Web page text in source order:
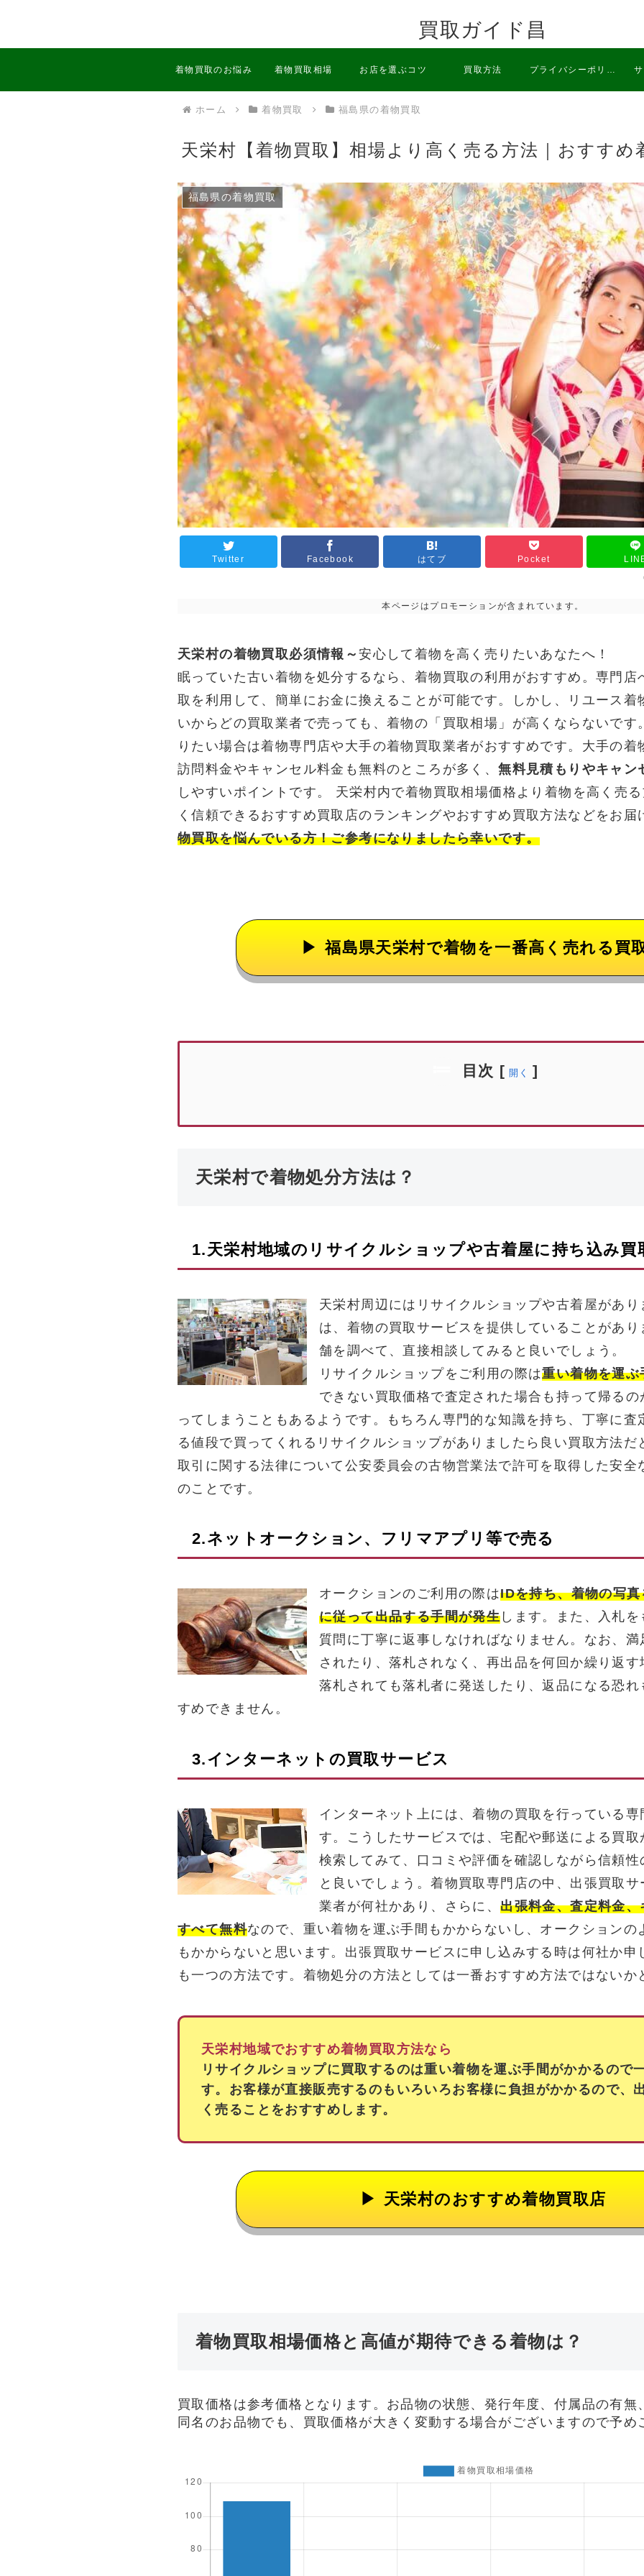
買取ガイド昌
着物買取のお悩み 着物買取相場 お店を選ぶコツ 買取方法 プライバシーポリシ
ホーム 着物買取 福島県の着物買取
天栄村【着物買取】相場より高く売る方法｜おすすめ
福島県の着物買取
Twitter Facebook はてブ Pocket
本ページはプロモーションが含まれています。
天栄村の着物買取必須情報～安心して着物を高く売りたいあなたへ！
眠っていた古い着物を処分するなら、着物買取の利用がおすすめ。専門店
取を利用して、簡単にお金に換えることが可能です。しかし、リユース着
いからどの買取業者で売っても、着物の「買取相場」が高くならないです
りたい場合は着物専門店や大手の着物買取業者がおすすめです。大手の着
訪問料金やキャンセル料金も無料のところが多く、無料見積もりやキャン
しやすいポイントです。 天栄村内で着物買取相場価格より着物を高く売
く信頼できるおすすめ買取店のランキングやおすすめ買取方法などをお届
物買取を悩んでいる方！ご参考になりましたら幸いです。
福島県天栄村で着物を一番高く売れる買
目次 [ 開く ]
天栄村で着物処分方法は？
1.天栄村地域のリサイクルショップや古着屋に持ち込み買
天栄村周辺にはリサイクルショップや古着屋があ
は、着物の買取サービスを提供していることがあ
舗を調べて、直接相談してみると良いでしょう。
リサイクルショップをご利用の際は重い着物を運
できない買取価格で査定された場合も持って帰る
ってしまうこともあるようです。もちろん専門的な知識を持ち、丁寧に査
る値段で買ってくれるリサイクルショップがありましたら良い買取方法
取引に関する法律について公安委員会の古物営業法で許可を取得した安全
のことです。
2.ネットオークション、フリマアプリ等で売る
オークションのご利用の際はIDを持ち、着物の写
に従って出品する手間が発生 します。また、入札
質問に丁寧に返事しなければなりません。なお、
されたり、落札されなく、再出品を何回か繰り返
落札されても落札者に発送したり、返品になる恐
すめできません。
3.インターネットの買取サービス
インターネット上には、着物の買取を行っている
す。こうしたサービスでは、宅配や郵送による買
検索してみて、口コミや評価を確認しながら信頼
と良いでしょう。着物買取専門店の中、出張買取
業者が何社かあり、さらに、出張料金、査定料金
すべて無料なので、重い着物を運ぶ手間もかからないし、オークションの
もかからないと思います。出張買取サービスに申し込みする時は何社か申
も一つの方法です。着物処分の方法としては一番おすすめ方法ではないか
天栄村地域でおすすめ着物買取方法なら
リサイクルショップに買取するのは重い着物を運ぶ手間がかかるので
す。お客様が直接販売するのもいろいろお客様に負担がかかるので、
く売ることをおすすめします。
天栄村のおすすめ着物買取店
着物買取相場価格と高値が期待できる着物は？
買取価格は参考価格となります。お品物の状態、発行年度、付属品の有無
同名のお品物でも、買取価格が大きく変動する場合がございますので予め